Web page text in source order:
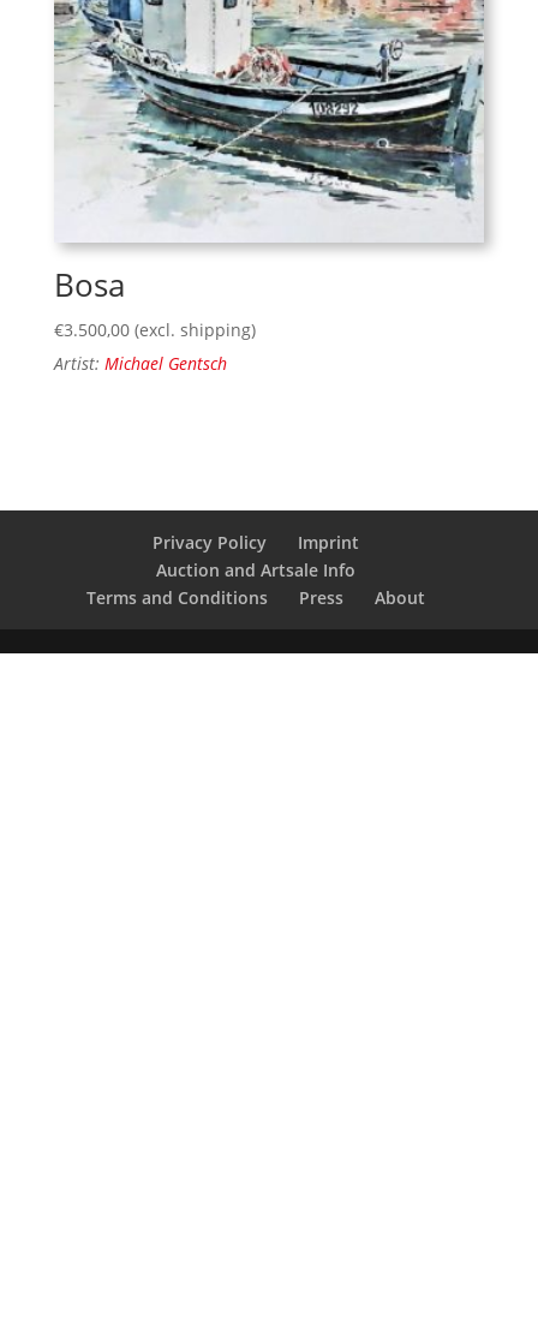
Bosa
€3.500,00 (excl. shipping)
Artist: Michael Gentsch
Privacy Policy
Imprint
Auction and Artsale Info
Terms and Conditions
Press About